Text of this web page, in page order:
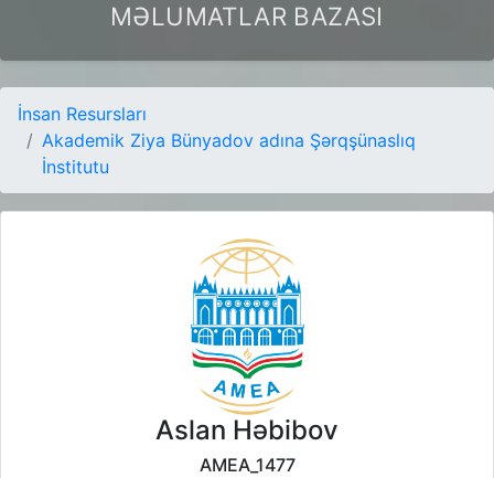
MƏLUMATLAR BAZASI
İnsan Resursları
Akademik Ziya Bünyadov adına Şərqşünaslıq
İnstitutu
Aslan Həbibov
AMEA_1477